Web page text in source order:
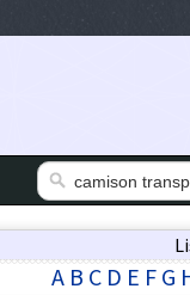
A B C D E F G